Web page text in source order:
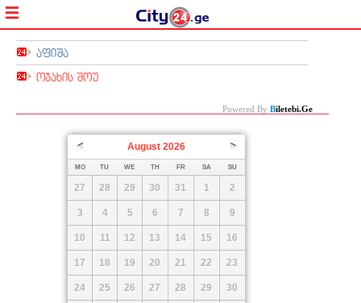
აფიშა
ოჯახის შოუ
Powered By BIletebi.ge
Prev Next
August 2026
MO TU WE TH FR SA SU
27 28 29 30 31 1 2
3 4 5 6 7 8 9
10 11 12 13 14 15 16
17 18 19 20 21 22 23
24 25 26 27 28 29 30